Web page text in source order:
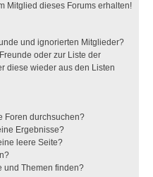
Mitglied dieses Forums erhalten!
und ignorierten Mitglieder?
oder zur Liste der
diese wieder aus den Listen
Foren durchsuchen?
Ergebnisse?
leere Seite?
und Themen finden?